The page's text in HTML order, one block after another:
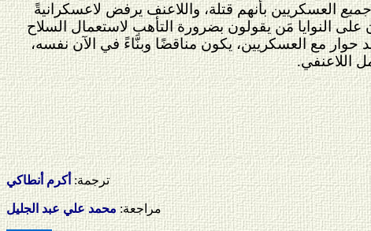
جميعالعسكريين بأنهم قتلة، واللاعنف يرفض لاعسكرانيةً
النوايا مَن يقولون بضرورة التأهب لاستعمال السلاح
مع العسكريين، يكون مناقضًا وبنَّاءً في الآن نفسه،
اللاعنفي.
ترجمة: أكرم أنطاكي
مراجعة: محمد علي عبد الجليل